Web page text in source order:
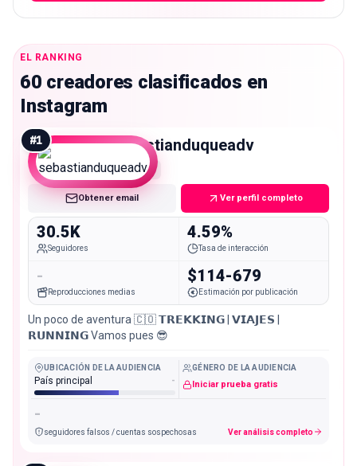
EL RANKING
60 creadores clasificados en
Instagram
#1 sebastianduqueadv
Micro
Obtener email Ver perfil completo
30.5K
Seguidores
4.59%
Tasa de interacción
-
Reproducciones medias
$114-679
Estimación por publicación
Un poco de aventura 🇨🇴 𝗧𝗥𝗘𝗞𝗞𝗜𝗡𝗚 | 𝗩𝗜𝗔𝗝𝗘𝗦 |
𝗥𝗨𝗡𝗡𝗜𝗡𝗚 Vamos pues 😎
UBICACIÓN DE LA AUDIENCIA
País principal -
GÉNERO DE LA AUDIENCIA
Iniciar prueba gratis
-
seguidores falsos / cuentas sospechosas Ver análisis completo